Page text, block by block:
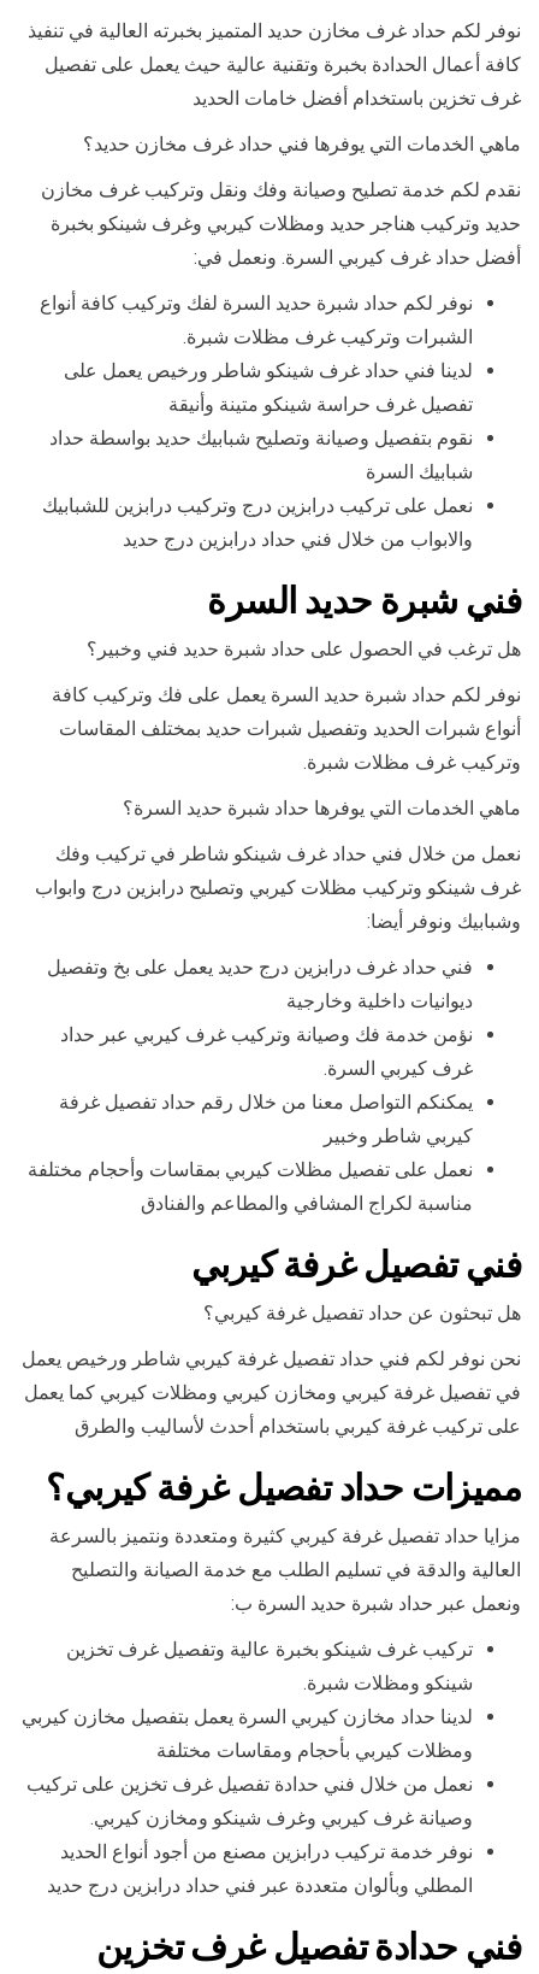
نوفر لكم حداد غرف مخازن حديد المتميز بخبرته العالية في تنفيذ
كافة أعمال الحدادة بخبرة وتقنية عالية حيث يعمل على تفصيل
غرف تخزين باستخدام أفضل خامات الحديد
ماهي الخدمات التي يوفرها فني حداد غرف مخازن حديد؟
نقدم لكم خدمة تصليح وصيانة وفك ونقل وتركيب غرف مخازن
حديد وتركيب هناجر حديد ومظلات كيربي وغرف شينكو بخبرة
أفضل حداد غرف كيربي السرة. ونعمل في:
نوفر لكم حداد شبرة حديد السرة لفك وتركيب كافة أنواع
الشبرات وتركيب غرف مظلات شبرة.
لدينا فني حداد غرف شينكو شاطر ورخيص يعمل على
تفصيل غرف حراسة شينكو متينة وأنيقة
نقوم بتفصيل وصيانة وتصليح شبابيك حديد بواسطة حداد
شبابيك السرة
نعمل على تركيب درابزين درج وتركيب درابزين للشبابيك
والابواب من خلال فني حداد درابزين درج حديد
فني شبرة حديد السرة
هل ترغب في الحصول على حداد شبرة حديد فني وخبير؟
نوفر لكم حداد شبرة حديد السرة يعمل على فك وتركيب كافة
أنواع شبرات الحديد وتفصيل شبرات حديد بمختلف المقاسات
وتركيب غرف مظلات شبرة.
ماهي الخدمات التي يوفرها حداد شبرة حديد السرة؟
نعمل من خلال فني حداد غرف شينكو شاطر في تركيب وفك
غرف شينكو وتركيب مظلات كيربي وتصليح درابزين درج وابواب
وشبابيك ونوفر أيضا:
فني حداد غرف درابزين درج حديد يعمل على بخ وتفصيل
ديوانيات داخلية وخارجية
نؤمن خدمة فك وصيانة وتركيب غرف كيربي عبر حداد
غرف كيربي السرة.
يمكنكم التواصل معنا من خلال رقم حداد تفصيل غرفة
كيربي شاطر وخبير
نعمل على تفصيل مظلات كيربي بمقاسات وأحجام مختلفة
مناسبة لكراج المشافي والمطاعم والفنادق
فني تفصيل غرفة كيربي
هل تبحثون عن حداد تفصيل غرفة كيربي؟
نحن نوفر لكم فني حداد تفصيل غرفة كيربي شاطر ورخيص يعمل
في تفصيل غرفة كيربي ومخازن كيربي ومظلات كيربي كما يعمل
على تركيب غرفة كيربي باستخدام أحدث لأساليب والطرق
مميزات حداد تفصيل غرفة كيربي؟
مزايا حداد تفصيل غرفة كيربي كثيرة ومتعددة ونتميز بالسرعة
العالية والدقة في تسليم الطلب مع خدمة الصيانة والتصليح
ونعمل عبر حداد شبرة حديد السرة ب:
تركيب غرف شينكو بخبرة عالية وتفصيل غرف تخزين
شينكو ومظلات شبرة.
لدينا حداد مخازن كيربي السرة يعمل بتفصيل مخازن كيربي
ومظلات كيربي بأحجام ومقاسات مختلفة
نعمل من خلال فني حدادة تفصيل غرف تخزين على تركيب
وصيانة غرف كيربي وغرف شينكو ومخازن كيربي.
نوفر خدمة تركيب درابزين مصنع من أجود أنواع الحديد
المطلي وبألوان متعددة عبر فني حداد درابزين درج حديد
فني حدادة تفصيل غرف تخزين